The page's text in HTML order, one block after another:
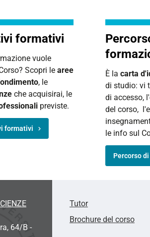
formativi
vuole
Scopri le aree
, le
che acquisirai, le
previste.
formativi
È la carta
di studio: vi
di accesso,
del corso,
le info sul
Percorso
64/B -
Tutor
Brochure del corso